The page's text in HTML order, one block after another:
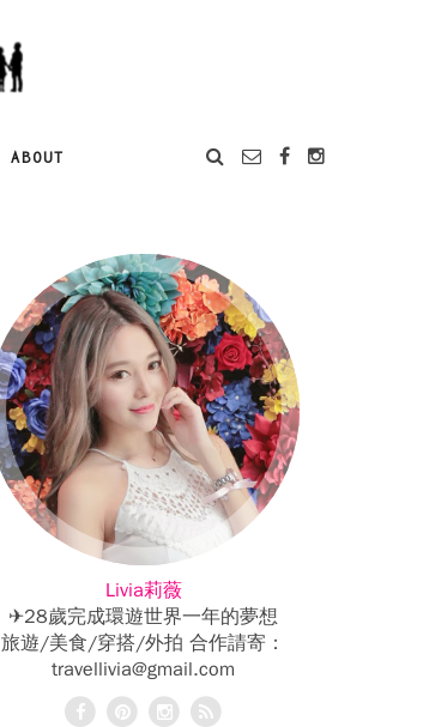
ABOUT
Livia莉薇
✈28歲完成環遊世界一年的夢想
旅遊/美食/穿搭/外拍 合作請寄：
travellivia@gmail.com